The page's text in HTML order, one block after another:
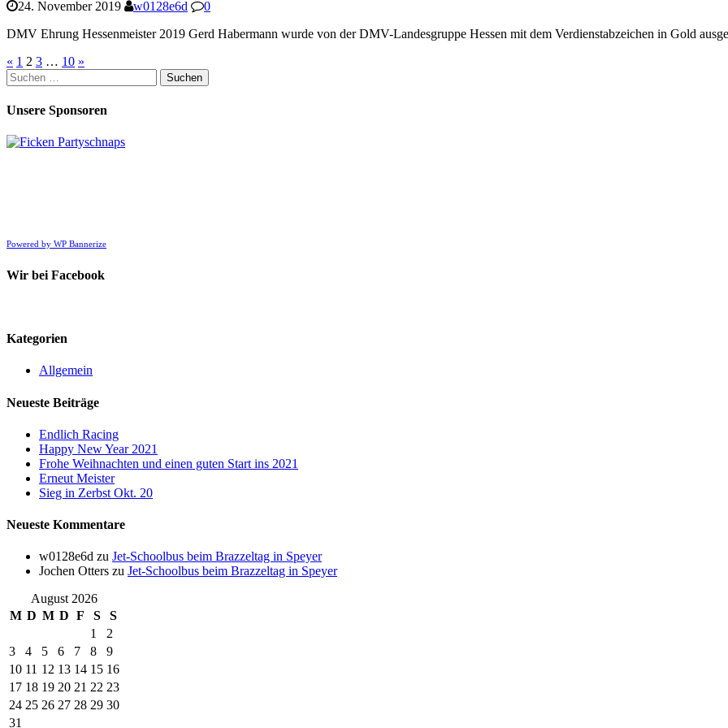
24. November 2019 w0128e6d
0
DMV Ehrung Hessenmeister 2019 Gerd Habermann wurde von der DMV-Landesgruppe Hessen mit dem Verdienstabzeichen in Gold
Beitragsnavigation
« 1 2 3 … 10 »
Suchen
nach:
Unsere Sponsoren
Powered by WP Bannerize
Wir bei Facebook
Kategorien
Allgemein
Neueste Beiträge
Endlich Racing
Happy New Year 2021
Frohe Weihnachten und einen guten Start ins 2021
Erneut Meister
Sieg in Zerbst Okt. 20
Neueste Kommentare
w0128e6d zu Jet-Schoolbus beim Brazzeltag in Speyer
Jochen Otters zu Jet-Schoolbus beim Brazzeltag in Speyer
August 2026
M D M D F S
S
1
2
3
4 5 6 7 8
9
10 11 12 13 14 15 16
17 18 19 20 21 22 23
24 25 26 27 28 29 30
31